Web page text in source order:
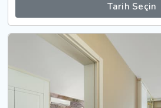
Tarih Seçin